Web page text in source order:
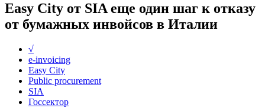
Easy City от SIA еще один шаг к отказу
от бумажных инвойсов в Италии
√
e-invoicing
Easy City
Public procurement
SIA
Госсектор